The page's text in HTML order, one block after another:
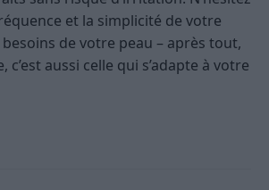
et la simplicité de votre
de votre peau – après tout,
c’est aussi celle qui s’adapte à votre